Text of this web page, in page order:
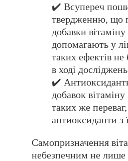
✔️ Всупереч
твердженню, що
добавки
допомагають у
таких ефектів не
в ході
✔️
добавок
таких же
антиоксиданти з
Самопризначення
небезпечним не лише